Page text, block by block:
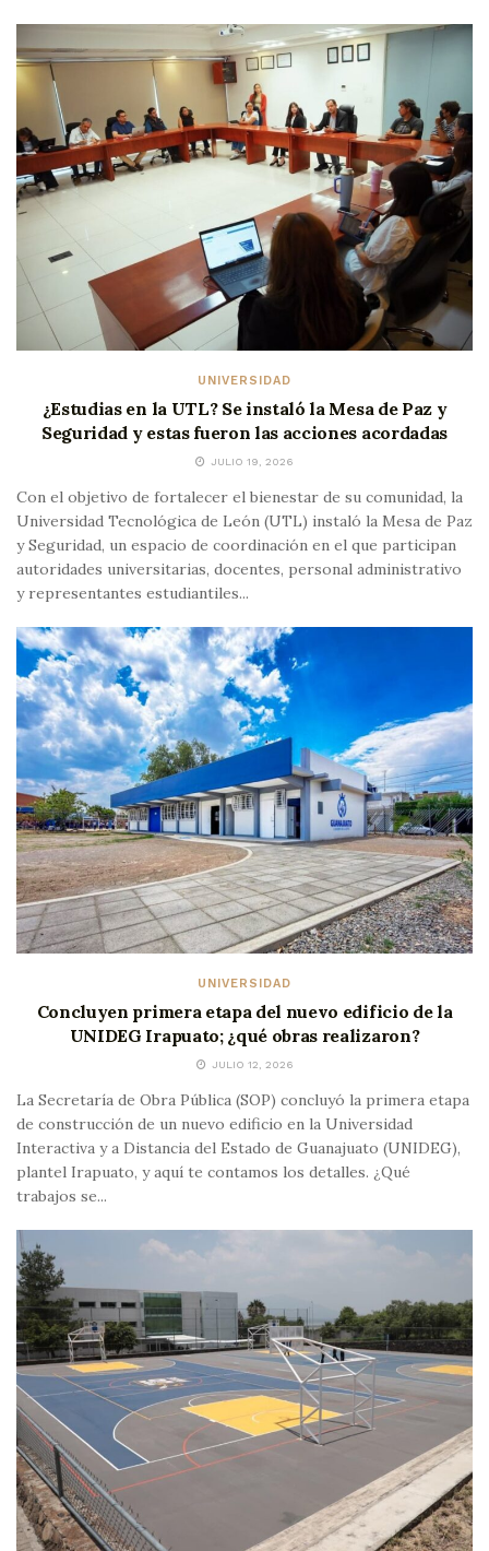
UNIVERSIDAD
¿Estudias en la UTL? Se instaló la Mesa de Paz y
Seguridad y estas fueron las acciones acordadas
JULIO 19, 2026
Con el objetivo de fortalecer el bienestar de su comunidad, la
Universidad Tecnológica de León (UTL) instaló la Mesa de Paz
y Seguridad, un espacio de coordinación en el que participan
autoridades universitarias, docentes, personal administrativo
y representantes estudiantiles...
UNIVERSIDAD
Concluyen primera etapa del nuevo edificio de la
UNIDEG Irapuato; ¿qué obras realizaron?
JULIO 12, 2026
La Secretaría de Obra Pública (SOP) concluyó la primera etapa
de construcción de un nuevo edificio en la Universidad
Interactiva y a Distancia del Estado de Guanajuato (UNIDEG),
plantel Irapuato, y aquí te contamos los detalles. ¿Qué
trabajos se...